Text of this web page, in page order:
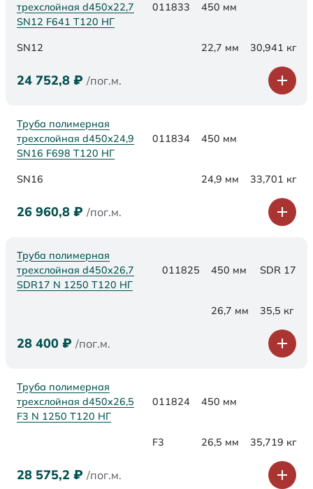
трехслойная d450х22,7
SN12 F641 Т120 НГ
011833 450 мм
SN12 22,7 мм 30,941 кг
24 752,8 ₽ /пог.м.
Труба полимерная
трехслойная d450х24,9
SN16 F698 Т120 НГ
011834 450 мм
SN16 24,9 мм 33,701 кг
26 960,8 ₽ /пог.м.
Труба полимерная
трехслойная d450x26,7
SDR17 N 1250 Т120 НГ
011825 450 мм SDR 17
26,7 мм 35,5 кг
28 400 ₽ /пог.м.
Труба полимерная
трехслойная d450x26,5
F3 N 1250 Т120 НГ
011824 450 мм
F3 26,5 мм 35,719 кг
28 575,2 ₽ /пог.м.